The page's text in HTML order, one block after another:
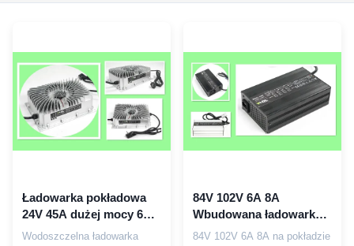
Ładowarka pokładowa
24V 45A dużej mocy 6
KG IP65 Całkowicie
Wodoszczelna ładowarka
84V 102V 6A 8A
Wbudowana ładowarka
do baterii litowej EV
84V 102V 6A 8A na pokładzie